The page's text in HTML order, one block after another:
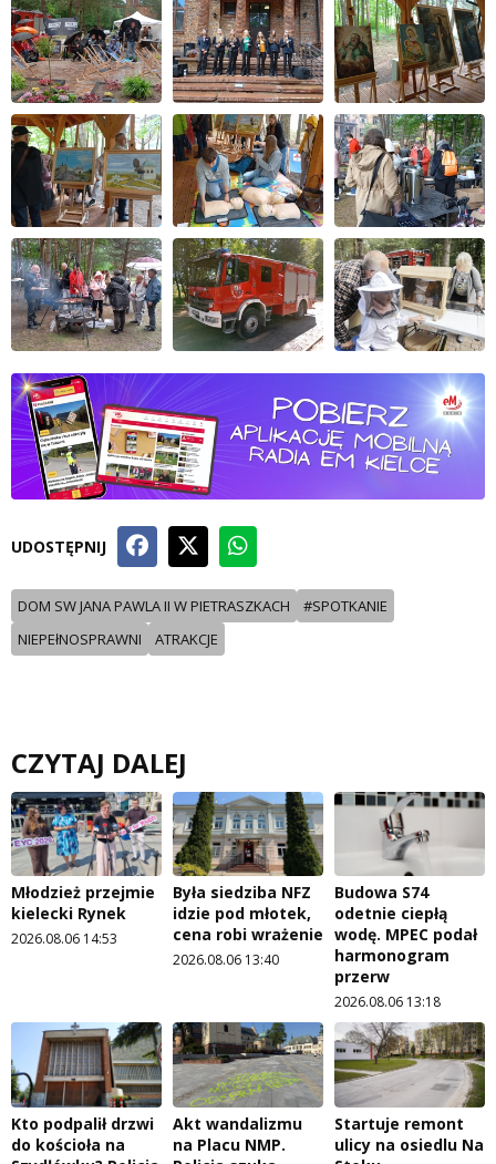
UDOSTĘPNIJ
DOM SW JANA PAWLA II W PIETRASZKACH
#SPOTKANIE
NIEPEłNOSPRAWNI
ATRAKCJE
CZYTAJ DALEJ
Młodzież przejmie
kielecki Rynek
2026.08.06 14:53
Była siedziba NFZ
idzie pod młotek,
cena robi wrażenie
2026.08.06 13:40
Budowa S74
odetnie ciepłą
wodę. MPEC podał
harmonogram
przerw
2026.08.06 13:18
Kto podpalił drzwi
do kościoła na
Akt wandalizmu
na Placu NMP.
Startuje remont
ulicy na osiedlu Na